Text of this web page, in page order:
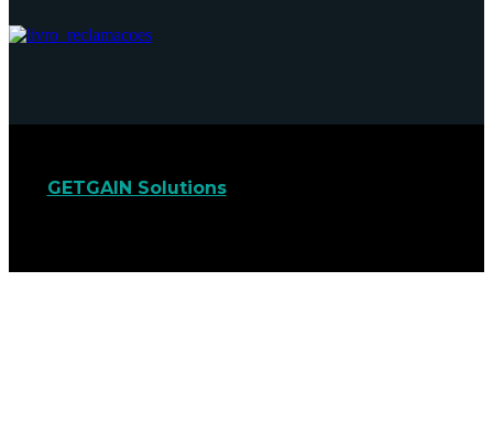
GETGAIN Solutions© 2022. Todos os direitos